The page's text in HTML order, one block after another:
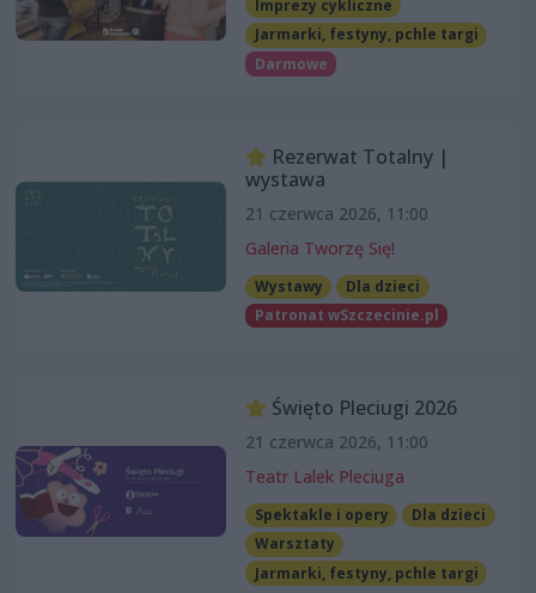
Imprezy cykliczne
Jarmarki, festyny, pchle targi
Darmowe
Rezerwat Totalny |
wystawa
21 czerwca 2026, 11:00
Galeria Tworzę Się!
Wystawy
Dla dzieci
Patronat wSzczecinie.pl
Święto Pleciugi 2026
21 czerwca 2026, 11:00
Teatr Lalek Pleciuga
Spektakle i opery
Dla dzieci
Warsztaty
Jarmarki, festyny, pchle targi